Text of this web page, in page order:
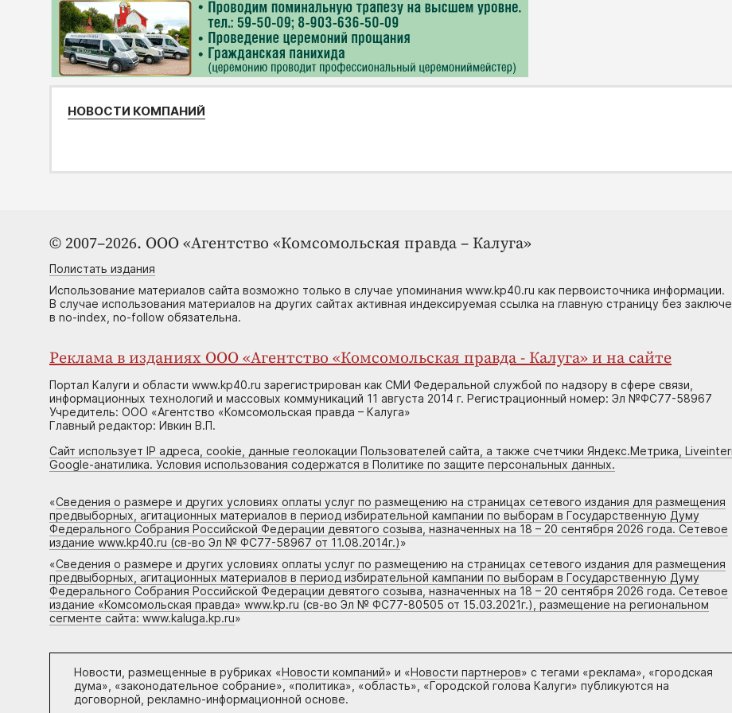
НОВОСТИ КОМПАНИЙ
© 2007–2026. ООО «Агентство «Комсомольская правда – Калуга»
Полистать издания
Использование материалов сайта возможно только в случае упоминания www.kp40.ru как первоисточника информации.
В случае использования материалов на других сайтах активная индексируемая ссылка на главную страницу без
в no-index, no-follow обязательна.
Реклама в изданиях ООО «Агентство «Комсомольская правда - Калуга» и на сайте
Портал Калуги и области www.kp40.ru зарегистрирован как СМИ Федеральной службой по надзору в сфере связи,
информационных технологий и массовых коммуникаций 11 августа 2014 г. Регистрационный номер: Эл №ФС77-58967
Учредитель: ООО «Агентство «Комсомольская правда – Калуга»
Главный редактор: Ивкин В.П.
Сайт использует IP адреса, cookie, данные геолокации Пользователей сайта, а также счетчики Яндекс.Метрика,
Google-анатилика. Условия использования содержатся в Политике по защите персональных данных.
«Сведения о размере и других условиях оплаты услуг по размещению на страницах сетевого издания для размещения
предвыборных, агитационных материалов в период избирательной кампании по выборам в Государственную Думу
Федерального Собрания Российской Федерации девятого созыва, назначенных на 18 – 20 сентября 2026 года. Сетевое
издание www.kp40.ru (св-во Эл № ФС77-58967 от 11.08.2014г.)»
«Сведения о размере и других условиях оплаты услуг по размещению на страницах сетевого издания для размещения
предвыборных, агитационных материалов в период избирательной кампании по выборам в Государственную Думу
Федерального Собрания Российской Федерации девятого созыва, назначенных на 18 – 20 сентября 2026 года. Сетевое
издание «Комсомольская правда» www.kp.ru (св-во Эл № ФС77-80505 от 15.03.2021г.), размещение на региональном
сегменте сайта: www.kaluga.kp.ru»
Новости, размещенные в рубриках «Новости компаний» и «Новости партнеров» с тегами «реклама», «городская
дума», «законодательное собрание», «политика», «область», «Городской голова Калуги» публикуются на
договорной, рекламно-информационной основе.